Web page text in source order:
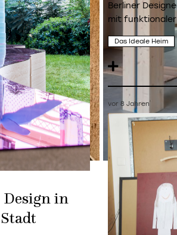
in
Berliner
mit
Das Ideale Heim
vor 8 Jahren